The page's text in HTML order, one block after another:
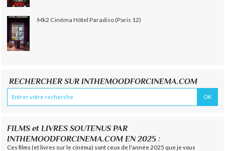
Mk2 Cinéma Hôtel Paradiso (Paris 12)
RECHERCHER SUR INTHEMOODFORCINEMA.COM
FILMS et LIVRES SOUTENUS PAR
INTHEMOODFORCINEMA.COM EN 2025 :
Ces films (et livres sur le cinéma) sont ceux de l'année 2025 que je vous